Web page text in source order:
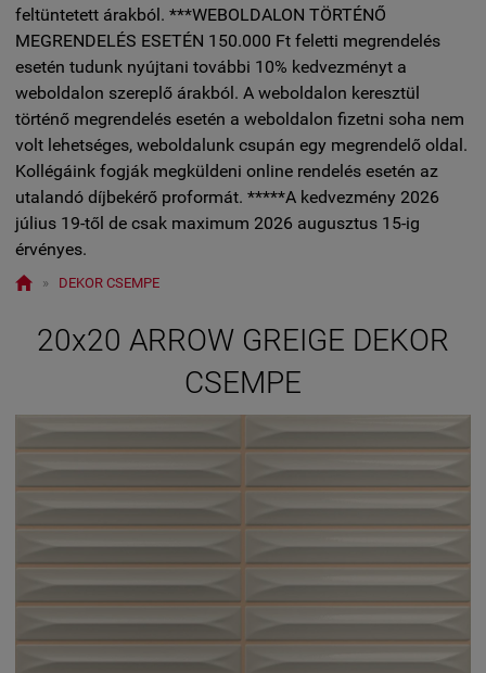
feltüntetett árakból. ***WEBOLDALON TÖRTÉNŐ
MEGRENDELÉS ESETÉN 150.000 Ft feletti megrendelés
esetén tudunk nyújtani további 10% kedvezményt a
weboldalon szereplő árakból. A weboldalon keresztül
történő megrendelés esetén a weboldalon fizetni soha nem
volt lehetséges, weboldalunk csupán egy megrendelő oldal.
Kollégáink fogják megküldeni online rendelés esetén az
utalandó díjbekérő proformát. *****A kedvezmény 2026
július 19-től de csak maximum 2026 augusztus 15-ig
érvényes.
 » DEKOR CSEMPE
20x20 ARROW GREIGE DEKOR
CSEMPE